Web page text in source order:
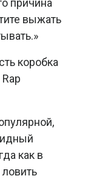
причина
выжать
коробка
как в